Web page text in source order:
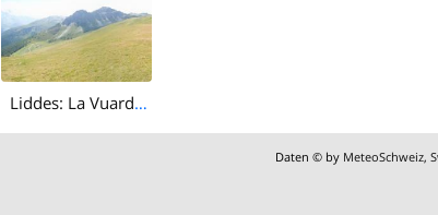
Liddes: La Vuardette
Daten © by MeteoSchweiz,